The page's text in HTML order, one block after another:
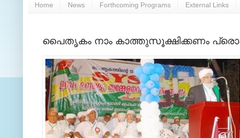
Home News Forthcoming Programs External Links
പൈതൃകം നാം കാത്തുസൂക്ഷിക്കണം